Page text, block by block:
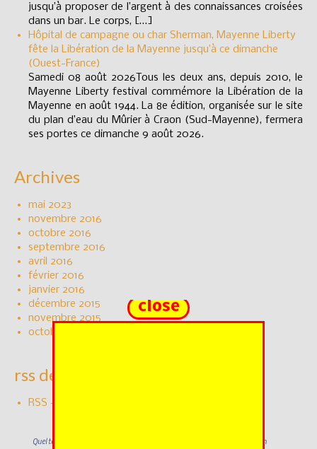
jusqu’à proposer de l’argent à des connaissances croisées
dans un bar. Le corps, […]
Hôpital de campagne ou char Sherman, Mayenne Liberty
fête la Libération de la Mayenne jusqu’à ce dimanche
(Ouest-France)
Samedi 08 août 2026Tous les deux ans, depuis 2010, le
Mayenne Liberty festival commémore la Libération de la
Mayenne en août 1944. La 8e édition, organisée sur le site
du plan d’eau du Mûrier à Craon (Sud-Mayenne), fermera
ses portes ce dimanche 9 août 2026.
Archives
mai 2023
novembre 2016
octobre 2016
septembre 2016
avril 2016
février 2016
janvier 2016
décembre 2015
novembre 2015
octobre 2015
rss de festiguide53
RSS - Articles
Quel temps demain ? administration
close